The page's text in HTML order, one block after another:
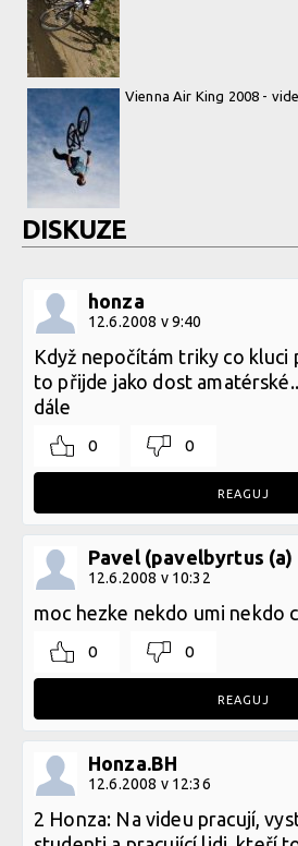
Vienna Air King 2008 -
DISKUZE
honza
12.6.2008 v 9:40
Když nepočítám triky co kluci
to přijde jako dost
dále
0 0
REAGUJ
Pavel (pavelbyrtus (a)
12.6.2008 v 10:32
moc hezke nekdo umi nekdo
0 0
REAGUJ
Honza.BH
12.6.2008 v 12:36
2 Honza: Na videu pracují,